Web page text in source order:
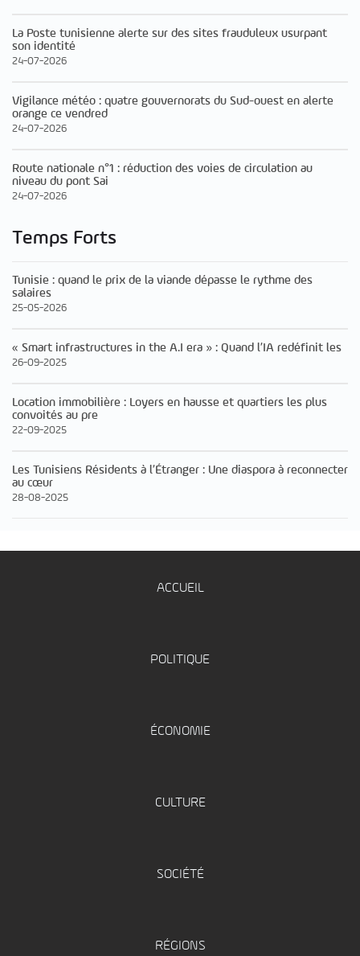
La Poste tunisienne alerte sur des sites frauduleux usurpant
son identité
24-07-2026
Vigilance météo : quatre gouvernorats du Sud-ouest en alerte
orange ce vendred
24-07-2026
Route nationale n°1 : réduction des voies de circulation au
niveau du pont Sai
24-07-2026
Temps Forts
Tunisie : quand le prix de la viande dépasse le rythme des
salaires
25-05-2026
« Smart infrastructures in the A.I era » : Quand l’IA redéfinit les
26-09-2025
Location immobilière : Loyers en hausse et quartiers les plus
convoités au pre
22-09-2025
Les Tunisiens Résidents à l’Étranger : Une diaspora à reconnecter
au cœur
28-08-2025
ACCUEIL
POLITIQUE
ÉCONOMIE
CULTURE
SOCIÉTÉ
RÉGIONS